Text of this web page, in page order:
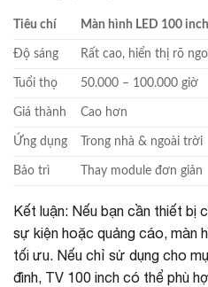
Tiêu chí Màn hình LED 100 inch
Độ sáng Rất cao, hiển thị rõ
Tuổi thọ 50.000 – 100.000 giờ
Giá thành Cao hơn
Ứng dụng Trong nhà & ngoài trời
Bảo trì Thay module đơn giản
Kết luận: Nếu bạn cần thiết bị
sự kiện hoặc quảng cáo, màn
tối ưu. Nếu chỉ sử dụng cho
đình, TV 100 inch có thể phù